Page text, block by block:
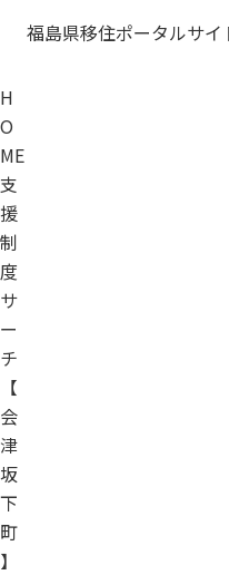
福島県移住ポータルサイ
H
O
ME
支
援
制
度
サ
ー
チ
【
会
津
坂
下
町
】